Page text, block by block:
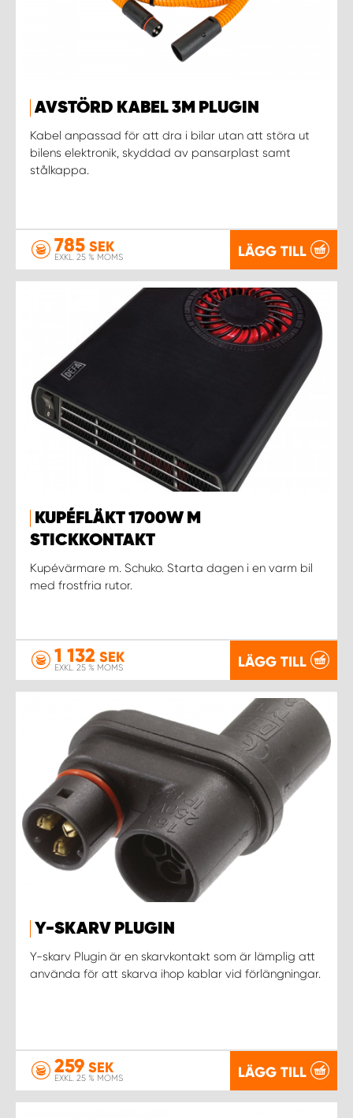
AVSTÖRD KABEL 3M PLUGIN
Kabel anpassad för att dra i bilar utan att störa ut
bilens elektronik, skyddad av pansarplast samt
stålkappa.
785 SEK
EXKL. 25 % MOMS LÄGG TILL
KUPÉFLÄKT 1700W M
STICKKONTAKT
Kupévärmare m. Schuko. Starta dagen i en varm bil
med frostfria rutor.
1 132 SEK
EXKL. 25 % MOMS LÄGG TILL
Y-SKARV PLUGIN
Y-skarv Plugin är en skarvkontakt som är lämplig att
använda för att skarva ihop kablar vid förlängningar.
259 SEK
EXKL. 25 % MOMS LÄGG TILL